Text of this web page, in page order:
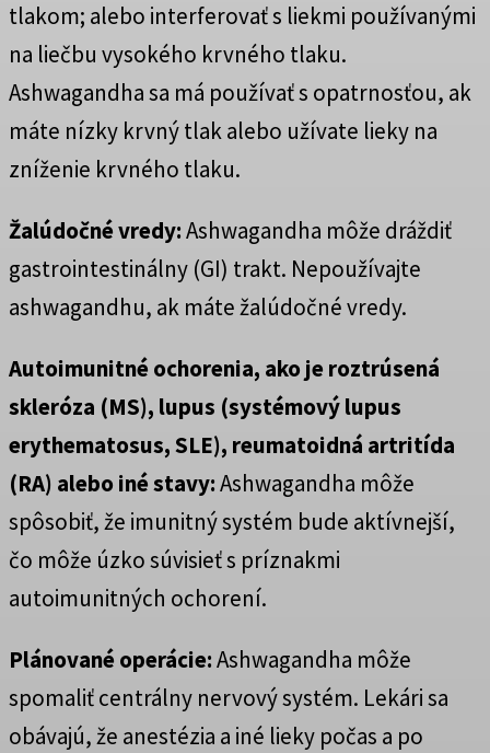
tlakom; alebo interferovať s liekmi používanými
na liečbu vysokého krvného tlaku.
Ashwagandha sa má používať s opatrnosťou, ak
máte nízky krvný tlak alebo užívate lieky na
zníženie krvného tlaku.
Žalúdočné vredy:Ashwagandha môže dráždiť
gastrointestinálny (GI) trakt. Nepoužívajte
ashwagandhu, ak máte žalúdočné vredy.
Autoimunitné ochorenia, ako je roztrúsená
skleróza (MS), lupus (systémový lupus
erythematosus, SLE), reumatoidná artritída
(RA) alebo iné stavy:Ashwagandha môže
spôsobiť, že imunitný systém bude aktívnejší,
čo môže úzko súvisieť s príznakmi
autoimunitných ochorení.
Plánované operácie:Ashwagandha môže
spomaliť centrálny nervový systém. Lekári sa
obávajú, že anestézia a iné lieky počas a po